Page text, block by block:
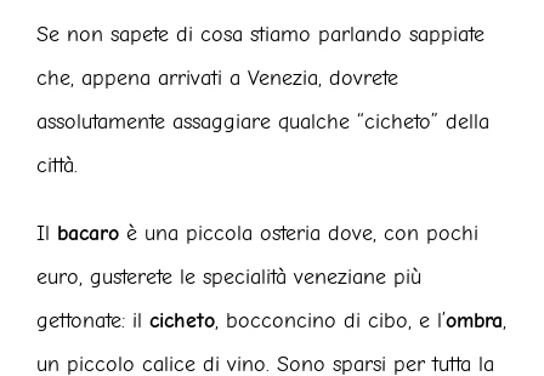
Se non sapete di cosa stiamo parlando sappiate
che, appena arrivati a Venezia, dovrete
assolutamente assaggiare qualche “cicheto” della
città.
Il bacaro è una piccola osteria dove, con pochi
euro, gusterete le specialità veneziane più
gettonate: il cicheto, bocconcino di cibo, e l’ombra,
un piccolo calice di vino. Sono sparsi per tutta la